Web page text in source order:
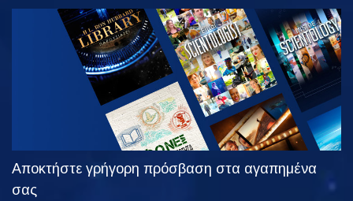
ΠΑΡΑΚΟΛΟΥΘΗΣΤΕ
ΕΞΕΡΕΥΝΗΣΤΕ
ΤΗ ΣΕΙΡΑ
Αποκτήστε γρήγορη πρόσβαση στα αγαπημένα
σας